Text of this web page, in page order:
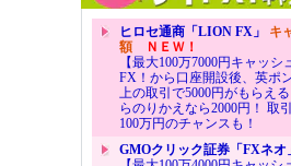
ヒロセ通商「LION FX」 キ
額ＮＥＷ！
【最大100万7000円キャッシ
FX！から口座開設後、英ポ
上の取引で5000円がもらえ
らのりかえなら2000円！ 取
100万円のチャンスも！
GMOクリック証券「FXネオ